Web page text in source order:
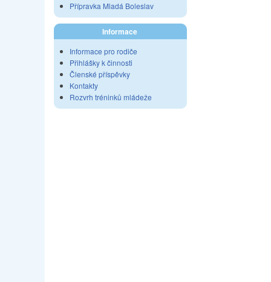
Přípravka Mladá Boleslav
Informace
Informace pro rodiče
Přihlášky k činnosti
Členské příspěvky
Kontakty
Rozvrh tréninků mládeže